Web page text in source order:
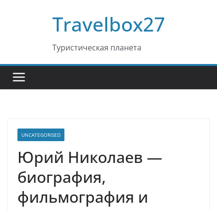
Travelbox27
Туристическая планета
UNCATEGORISED
Юрий Николаев —
биография,
фильмография и